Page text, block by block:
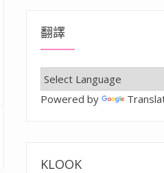
造型防蚊環(果香/花香)、防蚊掛片
翻譯
Powered by
KLOOK